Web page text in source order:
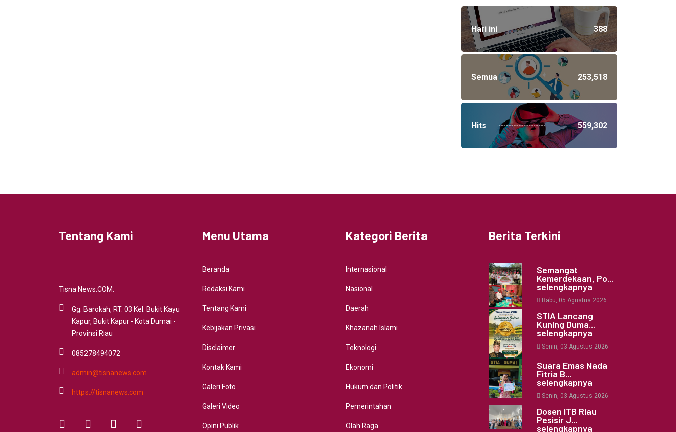
Hari ini 388
Semua 253,518
Hits 559,302
Tentang Kami
Tisna News.COM.
Gg. Barokah, RT. 03 Kel. Bukit Kayu
Kapur, Bukit Kapur - Kota Dumai -
Provinsi Riau
085278494072
admin@tisnanews.com
https://tisnanews.com
Menu Utama
Beranda
Redaksi Kami
Tentang Kami
Kebijakan Privasi
Disclaimer
Kontak Kami
Galeri Foto
Galeri Video
Opini Publik
Kategori Berita
Internasional
Nasional
Daerah
Khazanah Islami
Teknologi
Ekonomi
Hukum dan Politik
Pemerintahan
Olah Raga
Berita Terkini
Semangat
Kemerdekaan, Po...
selengkapnya
Rabu, 05 Agustus 2026
STIA Lancang
Kuning Duma...
selengkapnya
Senin, 03 Agustus 2026
Suara Emas Nada
Fitria B...
selengkapnya
Senin, 03 Agustus 2026
Dosen ITB Riau
Pesisir J...
selengkapnya